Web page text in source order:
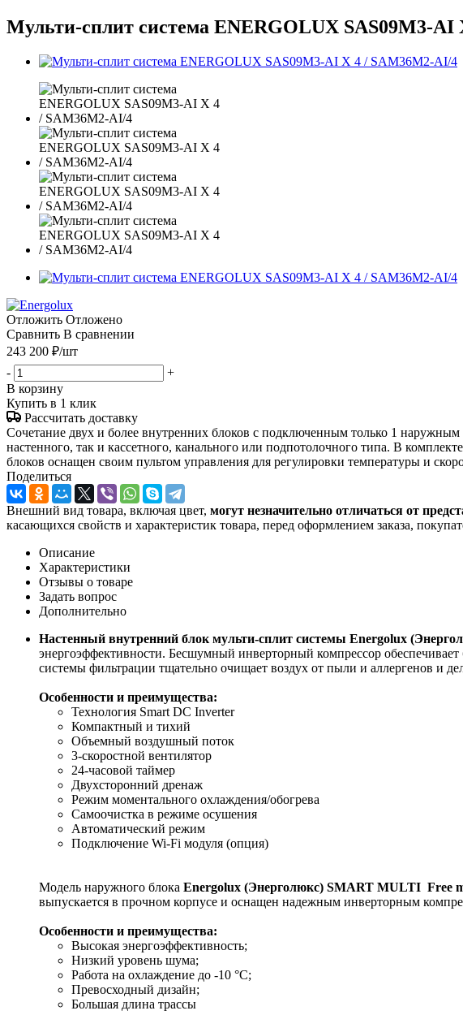
Мульти-сплит система ENERGOLUX SAS09M3-
Отложить Отложено
Сравнить В сравнении
243 200 ₽/шт
-
+
В корзину
Купить в 1 клик
Рассчитать доставку
Сочетание двух и более внутренних блоков с подключенным только 1
настенного, так и кассетного, канального или подпотолочного типа. В
блоков оснащен своим пультом управления для регулировки температуры и
Поделиться
Внешний вид товара, включая цвет, могут незначительно отличаться от
касающихся свойств и характеристик товара, перед оформлением заказа,
Описание
Характеристики
Отзывы о товаре
Задать вопрос
Дополнительно
Настенный внутренний блок мульти-сплит системы Energolux
энергоэффективности. Бесшумный инверторный компрессор
системы фильтрации тщательно очищает воздух от пыли и аллергенов и
Особенности и преимущества:
Технология Smart DC Inverter
Компактный и тихий
Объемный воздушный поток
3-скоростной вентилятор
24-часовой таймер
Двухсторонний дренаж
Режим моментального охлаждения/обогрева
Самоочистка в режиме осушения
Автоматический режим
Подключение Wi-Fi модуля (опция)
Модель наружного блока Energolux (Энерголюкс) SMART MULTI Free
выпускается в прочном корпусе и оснащен надежным инверторным
Особенности и преимущества:
Высокая энергоэффективность;
Низкий уровень шума;
Работа на охлаждение до -10 °С;
Превосходный дизайн;
Большая длина трассы